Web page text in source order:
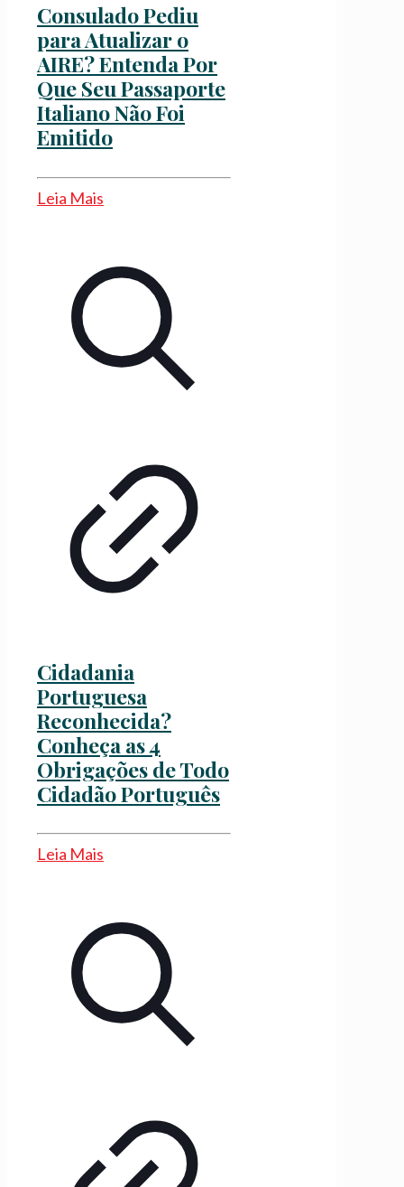
Consulado Pediu
para Atualizar o
AIRE? Entenda Por
Que Seu Passaporte
Italiano Não Foi
Emitido
Leia Mais
Cidadania
Portuguesa
Reconhecida?
Conheça as 4
Obrigações de Todo
Cidadão Português
Leia Mais